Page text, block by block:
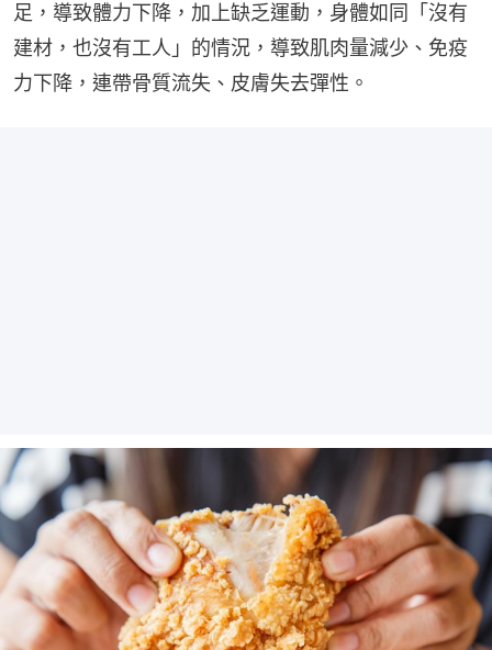
足，導致體力下降，加上缺乏運動，身體如同「沒有
建材，也沒有工人」的情況，導致肌肉量減少、免疫
力下降，連帶骨質流失、皮膚失去彈性。